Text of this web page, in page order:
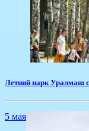
​Летний парк Уралмаш
5 мая